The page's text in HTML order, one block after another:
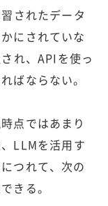
されたデータ
にされていな
れ、APIを使っ
ばならない。
点ではあまり
LLMを活用す
つれて、次の
きる。